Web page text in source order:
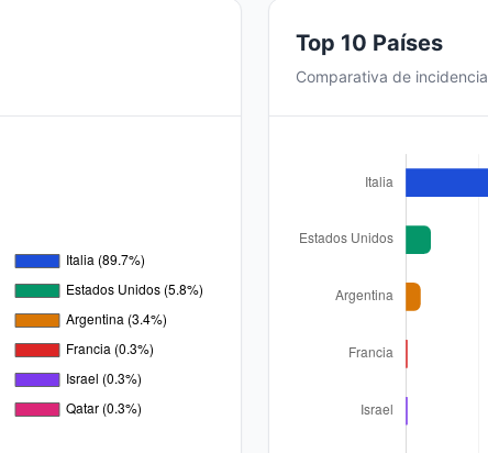
Top 10 Países
Comparativa de incidencia